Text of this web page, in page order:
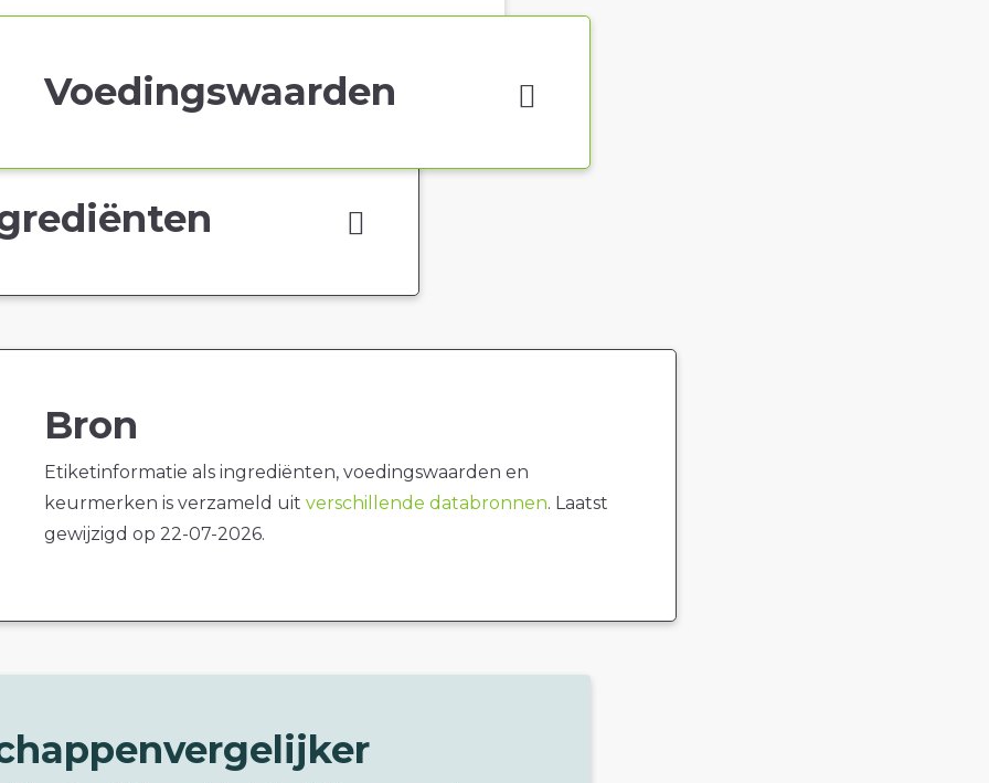
Voedingswaarden
Bron
Etiketinformatie als ingrediënten, voedingswaarden en
keurmerken is verzameld uit verschillende databronnen. Laatst
gewijzigd op 22-07-2026.